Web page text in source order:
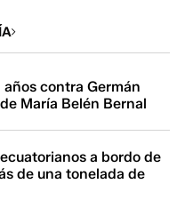
contra Germán
María Belén Bernal
a bordo de
de una tonelada de